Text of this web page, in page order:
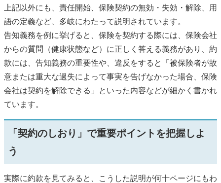
上記以外にも、責任開始、保険契約の無効・失効・解除、用
語の定義など、多岐にわたって説明されています。
告知義務を例に挙げると、保険を契約する際には、保険会社
からの質問（健康状態など）に正しく答える義務があり、約
款には、告知義務の重要性や、違反をすると「被保険者が故
意または重大な過失によって事実を告げなかった場合、保険
会社は契約を解除できる」といった内容などが細かく書かれ
ています。
「契約のしおり」で重要ポイントを把握しよ
う
実際に約款を見てみると、こうした説明が何十ページにもわ